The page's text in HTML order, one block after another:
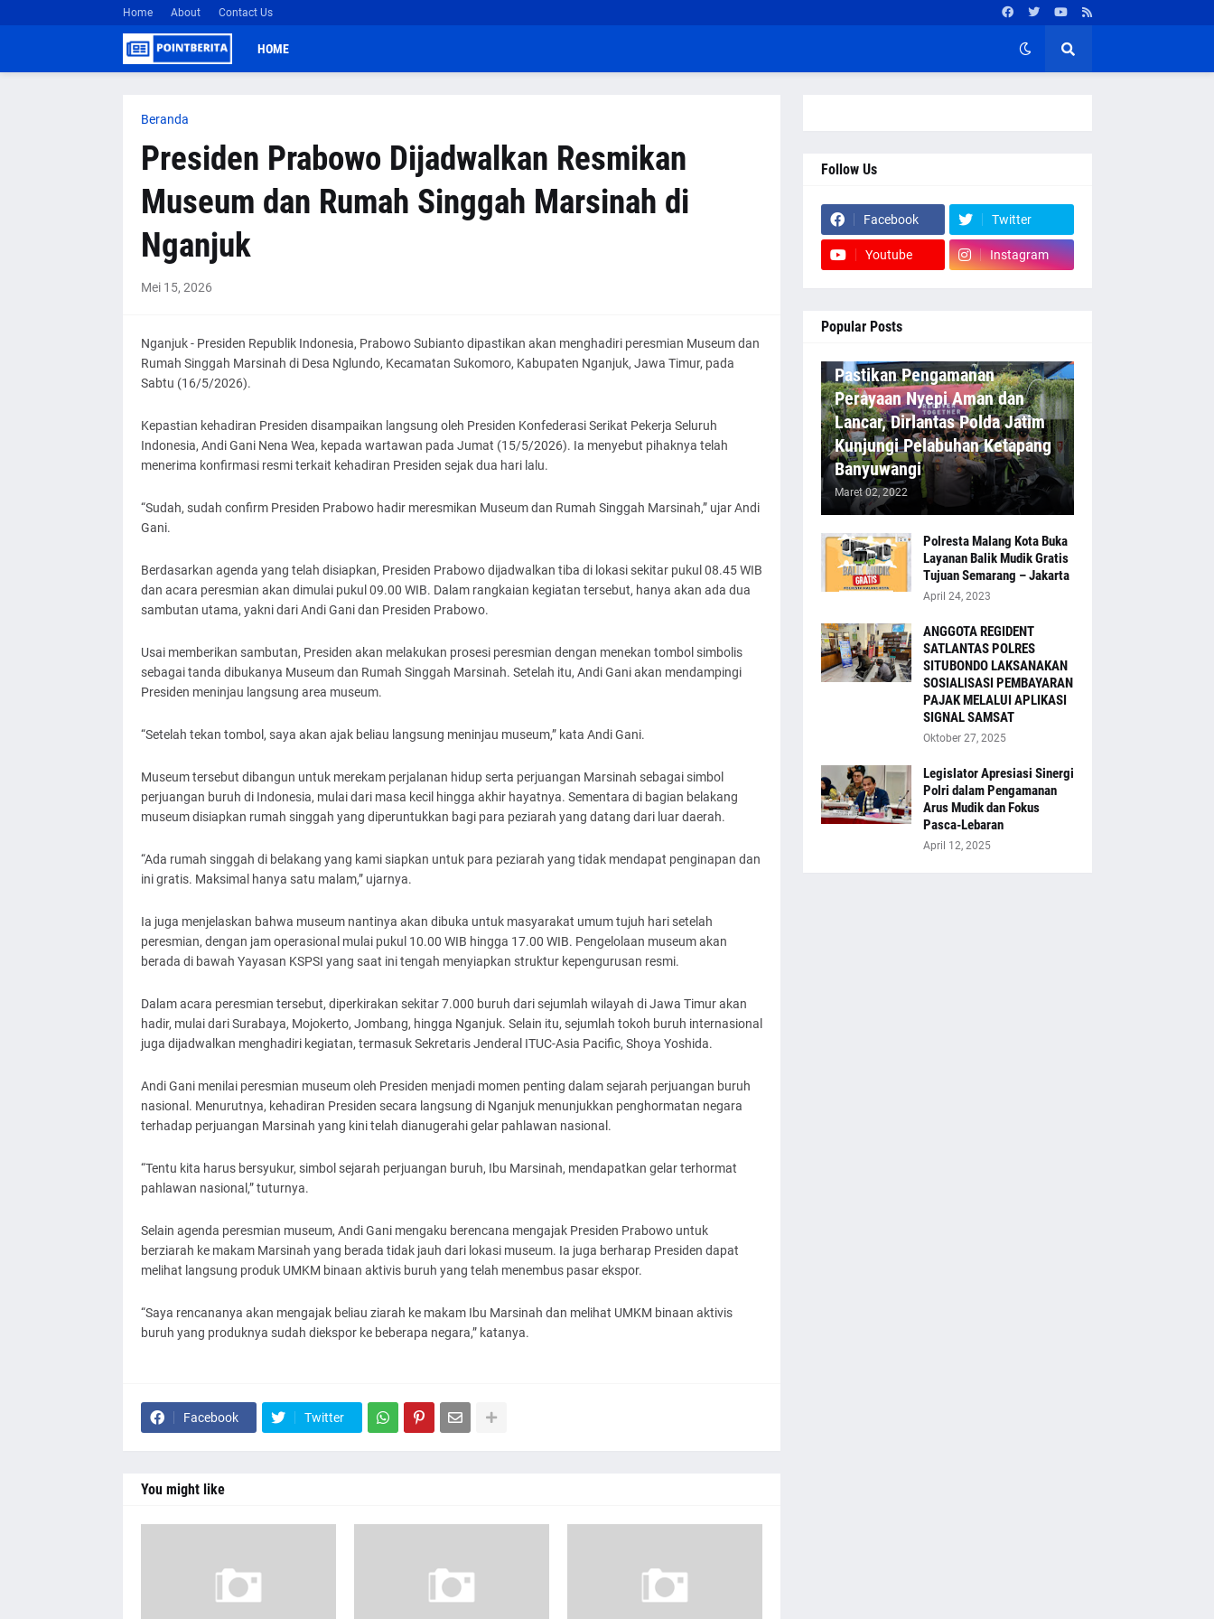
Home About Contact Us
HOME
Beranda
Presiden Prabowo Dijadwalkan Resmikan
Museum dan Rumah Singgah Marsinah di
Nganjuk
Mei 15, 2026
Nganjuk - Presiden Republik Indonesia, Prabowo Subianto dipastikan akan menghadiri peresmian Museum dan
Rumah Singgah Marsinah di Desa Nglundo, Kecamatan Sukomoro, Kabupaten Nganjuk, Jawa Timur, pada
Sabtu (16/5/2026).
Kepastian kehadiran Presiden disampaikan langsung oleh Presiden Konfederasi Serikat Pekerja Seluruh
Indonesia, Andi Gani Nena Wea, kepada wartawan pada Jumat (15/5/2026). Ia menyebut pihaknya telah
menerima konfirmasi resmi terkait kehadiran Presiden sejak dua hari lalu.
“Sudah, sudah confirm Presiden Prabowo hadir meresmikan Museum dan Rumah Singgah Marsinah,” ujar Andi
Gani.
Berdasarkan agenda yang telah disiapkan, Presiden Prabowo dijadwalkan tiba di lokasi sekitar pukul 08.45 WIB
dan acara peresmian akan dimulai pukul 09.00 WIB. Dalam rangkaian kegiatan tersebut, hanya akan ada dua
sambutan utama, yakni dari Andi Gani dan Presiden Prabowo.
Usai memberikan sambutan, Presiden akan melakukan prosesi peresmian dengan menekan tombol simbolis
sebagai tanda dibukanya Museum dan Rumah Singgah Marsinah. Setelah itu, Andi Gani akan mendampingi
Presiden meninjau langsung area museum.
“Setelah tekan tombol, saya akan ajak beliau langsung meninjau museum,” kata Andi Gani.
Museum tersebut dibangun untuk merekam perjalanan hidup serta perjuangan Marsinah sebagai simbol
perjuangan buruh di Indonesia, mulai dari masa kecil hingga akhir hayatnya. Sementara di bagian belakang
museum disiapkan rumah singgah yang diperuntukkan bagi para peziarah yang datang dari luar daerah.
“Ada rumah singgah di belakang yang kami siapkan untuk para peziarah yang tidak mendapat penginapan dan
ini gratis. Maksimal hanya satu malam,” ujarnya.
Ia juga menjelaskan bahwa museum nantinya akan dibuka untuk masyarakat umum tujuh hari setelah
peresmian, dengan jam operasional mulai pukul 10.00 WIB hingga 17.00 WIB. Pengelolaan museum akan
berada di bawah Yayasan KSPSI yang saat ini tengah menyiapkan struktur kepengurusan resmi.
Dalam acara peresmian tersebut, diperkirakan sekitar 7.000 buruh dari sejumlah wilayah di Jawa Timur akan
hadir, mulai dari Surabaya, Mojokerto, Jombang, hingga Nganjuk. Selain itu, sejumlah tokoh buruh internasional
juga dijadwalkan menghadiri kegiatan, termasuk Sekretaris Jenderal ITUC-Asia Pacific, Shoya Yoshida.
Andi Gani menilai peresmian museum oleh Presiden menjadi momen penting dalam sejarah perjuangan buruh
nasional. Menurutnya, kehadiran Presiden secara langsung di Nganjuk menunjukkan penghormatan negara
terhadap perjuangan Marsinah yang kini telah dianugerahi gelar pahlawan nasional.
“Tentu kita harus bersyukur, simbol sejarah perjuangan buruh, Ibu Marsinah, mendapatkan gelar terhormat
pahlawan nasional,” tuturnya.
Selain agenda peresmian museum, Andi Gani mengaku berencana mengajak Presiden Prabowo untuk
berziarah ke makam Marsinah yang berada tidak jauh dari lokasi museum. Ia juga berharap Presiden dapat
melihat langsung produk UMKM binaan aktivis buruh yang telah menembus pasar ekspor.
“Saya rencananya akan mengajak beliau ziarah ke makam Ibu Marsinah dan melihat UMKM binaan aktivis
buruh yang produknya sudah diekspor ke beberapa negara,” katanya.
Facebook Twitter
You might like
Follow Us
Facebook Twitter
Youtube Instagram
Popular Posts
Pastikan Pengamanan
Perayaan Nyepi Aman dan
Lancar, Dirlantas Polda Jatim
Kunjungi Pelabuhan Ketapang
Banyuwangi
Maret 02, 2022
Polresta Malang Kota Buka
Layanan Balik Mudik Gratis
Tujuan Semarang – Jakarta
April 24, 2023
ANGGOTA REGIDENT
SATLANTAS POLRES
SITUBONDO LAKSANAKAN
SOSIALISASI PEMBAYARAN
PAJAK MELALUI APLIKASI
SIGNAL SAMSAT
Oktober 27, 2025
Legislator Apresiasi Sinergi
Polri dalam Pengamanan
Arus Mudik dan Fokus
Pasca-Lebaran
April 12, 2025